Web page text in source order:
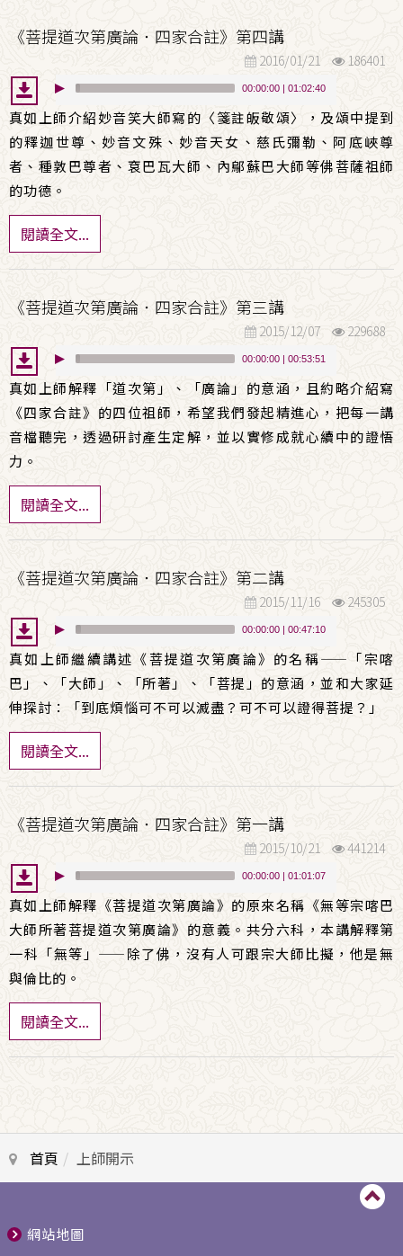
《菩提道次第廣論．四家合註》第四講
2016/01/21 186401
00:00:00 | 01:02:40
真如上師介紹妙音笑大師寫的〈箋註皈敬頌〉，及頌中提到
的釋迦世尊、妙音文殊、妙音天女、慈氏彌勒、阿底峽尊
者、種敦巴尊者、袞巴瓦大師、內鄔蘇巴大師等佛菩薩祖師
的功德。
閱讀全文...
《菩提道次第廣論．四家合註》第三講
2015/12/07 229688
00:00:00 | 00:53:51
真如上師解釋「道次第」、「廣論」的意涵，且約略介紹寫
《四家合註》的四位祖師，希望我們發起精進心，把每一講
音檔聽完，透過研討產生定解，並以實修成就心續中的證悟
力。
閱讀全文...
《菩提道次第廣論．四家合註》第二講
2015/11/16 245305
00:00:00 | 00:47:10
真如上師繼續講述《菩提道次第廣論》的名稱—— 「宗喀
巴」、「大師」、「所著」、「菩提」的意涵，並和大家延
伸探討：「到底煩惱可不可以滅盡？可不可以證得菩提？」
閱讀全文...
《菩提道次第廣論．四家合註》第一講
2015/10/21 441214
00:00:00 | 01:01:07
真如上師解釋《菩提道次第廣論》的原來名稱《無等宗喀巴
大師所著菩提道次第廣論》的意義。共分六科，本講解釋第
一科「無等」 ——除了佛，沒有人可跟宗大師比擬，他是無
與倫比的。
閱讀全文...
首頁 上師開示
網站地圖